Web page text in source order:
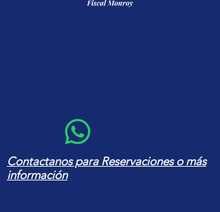
Contactanos para Reservaciones o más
información